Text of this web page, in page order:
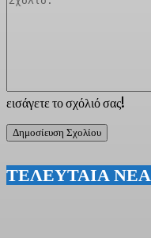
εισάγετε το σχόλιό σας!
ΤΕΛΕΥΤΑΙΑ ΝΕΑ